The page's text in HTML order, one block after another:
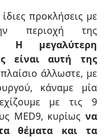
προκλήσεις με
περιοχή της
Η μεγαλύτερη
είναι αυτή της
άλλωστε, με
κάναμε μία
με τις 9
MED9, κυρίως να
θέματα και τα